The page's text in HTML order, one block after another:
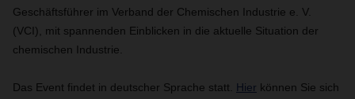
Geschäftsführer im Verband der Chemischen Industrie e. V.
(VCI), mit spannenden Einblicken in die aktuelle Situation der
chemischen Industrie.
Das Event findet in deutscher Sprache statt. Hier können Sie sich